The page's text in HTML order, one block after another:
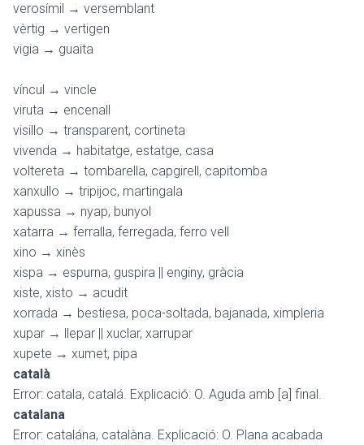
verosímil → versemblant
vèrtig → vertigen
vigia → guaita
víncul → vincle
viruta → encenall
visillo → transparent, cortineta
vivenda → habitatge, estatge, casa
voltereta → tombarella, capgirell, capitomba
xanxullo → tripijoc, martingala
xapussa → nyap, bunyol
xatarra → ferralla, ferregada, ferro vell
xino → xinès
xispa → espurna, guspira || enginy, gràcia
xiste, xisto → acudit
xorrada → bestiesa, poca-soltada, bajanada, ximpleria
xupar → llepar || xuclar, xarrupar
xupete → xumet, pipa
català
Error: catala, catalá. Explicació: O. Aguda amb [a] final.
catalana
Error: catalána, catalàna. Explicació: O. Plana acabada